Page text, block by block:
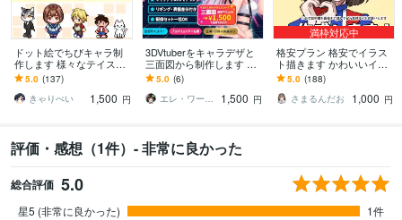
ドット絵でちびキャラ制
作します 様々なテイスト
のちびキャラを作成しま
す
5.0 (137)
きゃりぺい
1,500 円
3DVtuberをキャラデザと
三面図から制作します 配
信画面/背景/ネームロゴ/離
席中/待機中/OP/EDセット
5.0 (6)
エレ・ワークス｜Vtuber制作
1,500 円
満枠対応中
格安プラン 格安でイラス
ト描きます かわいいイラ
ストを安く早く提供しま
す！
5.0 (188)
さまるんだお
1,000 円
評価・感想（1件）- 非常に良かった
総合評価 5.0
星5 (非常に良かった)
1件